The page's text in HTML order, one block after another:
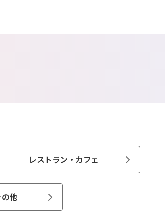
レストラン・カフェ
他